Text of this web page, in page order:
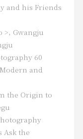
are
the
with
the
about
is
its
a
and his Friends
>, Gwangju
60
and
the Origin to
Ask the